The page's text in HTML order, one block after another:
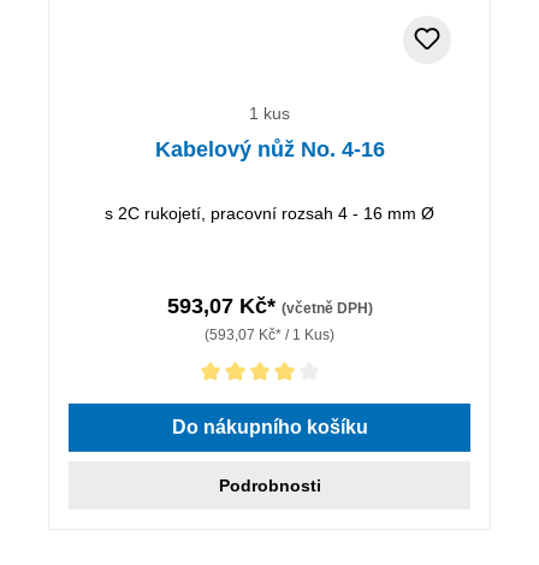
1 kus
Kabelový nůž No. 4-16
s 2C rukojetí, pracovní rozsah 4 - 16 mm Ø
593,07 Kč* (včetně DPH)
(593,07 Kč* / 1 Kus)
Průměrné hodnocení 4 z 5 hvězd
Do nákupního košíku
Podrobnosti